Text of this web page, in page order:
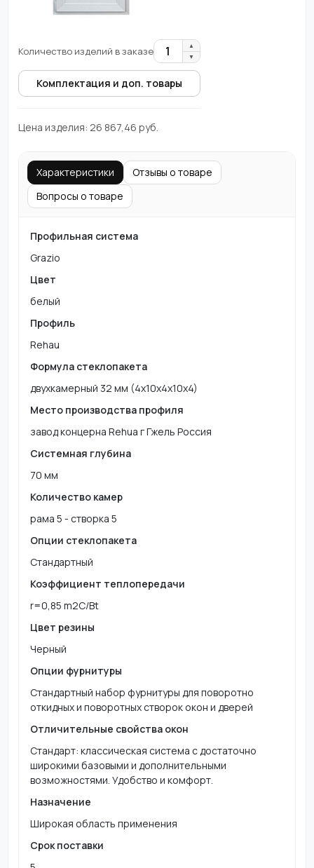
Количество изделий в заказе 1
▲
▼
Комплектация и доп. товары
Цена изделия: 26 867,46 руб.
Характеристики
Отзывы о товаре
Вопросы о товаре
Профильная система
Grazio
Цвет
белый
Профиль
Rehau
Формула стеклопакета
двухкамерный 32 мм (4х10х4х10х4)
Место производства профиля
завод концерна Rehua г Гжель Россия
Системная глубина
70 мм
Количество камер
рама 5 - створка 5
Опции стеклопакета
Стандартный
Коэффициент теплопередачи
r=0,85 m2C/Bt
Цвет резины
Черный
Опции фурнитуры
Стандартный набор фурнитуры для поворотно
откидных и поворотных створок окон и дверей
Отличительные свойства окон
Стандарт: классическая система с достаточно
широкими базовыми и дополнительными
возможностями. Удобство и комфорт.
Назначение
Широкая область применения
Срок поставки